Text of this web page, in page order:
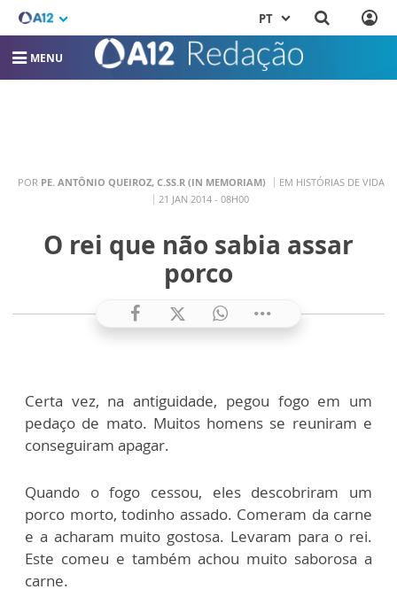
PT
MENU
POR PE. ANTÔNIO QUEIROZ, C.SS.R (IN MEMORIAM)
EM HISTÓRIAS DE VIDA
21 JAN 2014 - 08H00
O rei que não sabia assar
porco
Certa vez, na antiguidade, pegou fogo em um
pedaço de mato. Muitos homens se reuniram e
conseguiram apagar.
Quando o fogo cessou, eles descobriram um
porco morto, todinho assado. Comeram da carne
e a acharam muito gostosa. Levaram para o rei.
Este comeu e também achou muito saborosa a
carne.